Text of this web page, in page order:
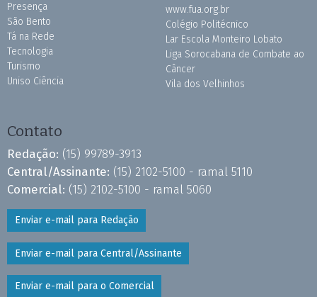
Presença
São Bento
Tá na Rede
Tecnologia
Turismo
Uniso Ciência
www.fua.org.br
Colégio Politécnico
Lar Escola Monteiro Lobato
Liga Sorocabana de Combate ao
Câncer
Vila dos Velhinhos
Contato
Redação: (15) 99789-3913
Central/Assinante: (15) 2102-5100 - ramal 5110
Comercial: (15) 2102-5100 - ramal 5060
Enviar e-mail para Redação
Enviar e-mail para Central/Assinante
Enviar e-mail para o Comercial